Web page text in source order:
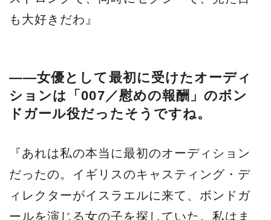
も大好きだわ』
――女優として最初に受けたオーディ
ションは「007／慰めの報酬」のボン
ドガール役だったそうですね。
『あれは私の本当に最初のオーディション
だったの。イギリスのキャスティング・デ
ィレクターがイスラエルに来て、ボンドガ
ールを演じる女の子を探していた。私はま